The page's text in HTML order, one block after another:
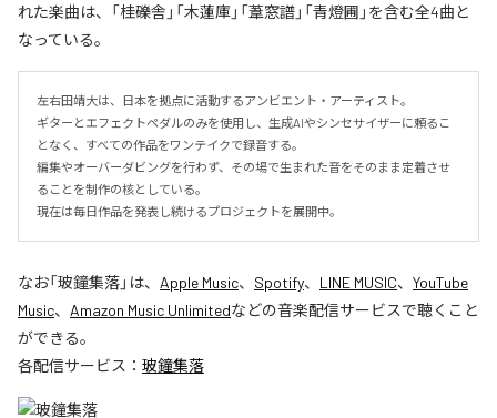
れた楽曲は、「桂礫舎」「木蓮庫」「葦窓譜」「青燈圃」を含む全4曲と
なっている。
左右田靖大は、日本を拠点に活動するアンビエント・アーティスト。
ギターとエフェクトペダルのみを使用し、生成AIやシンセサイザーに頼るこ
となく、すべての作品をワンテイクで録音する。
編集やオーバーダビングを行わず、その場で生まれた音をそのまま定着させ
ることを制作の核としている。
現在は毎日作品を発表し続けるプロジェクトを展開中。
なお「玻鐘集落」は、 Apple Music、 Spotify、 LINE MUSIC、 YouTube
Music、 Amazon Music Unlimitedなどの音楽配信サービスで聴くこと
ができる。
各配信サービス： 玻鐘集落